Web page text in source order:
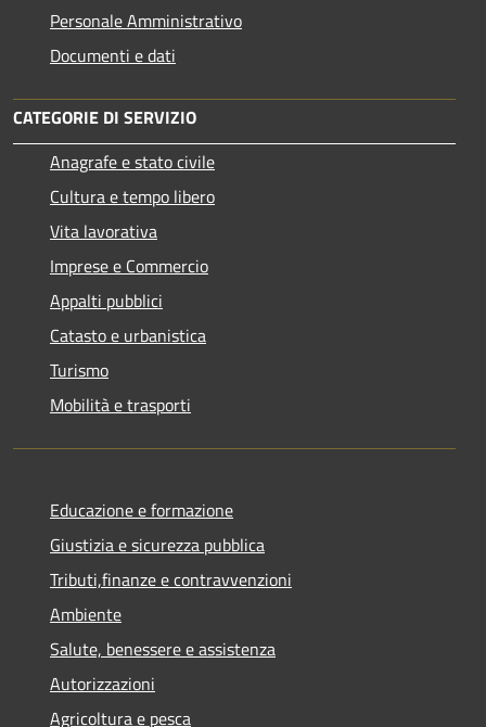
Personale Amministrativo
Documenti e dati
CATEGORIE DI SERVIZIO
Anagrafe e stato civile
Cultura e tempo libero
Vita lavorativa
Imprese e Commercio
Appalti pubblici
Catasto e urbanistica
Turismo
Mobilità e trasporti
Educazione e formazione
Giustizia e sicurezza pubblica
Tributi,finanze e contravvenzioni
Ambiente
Salute, benessere e assistenza
Autorizzazioni
Agricoltura e pesca